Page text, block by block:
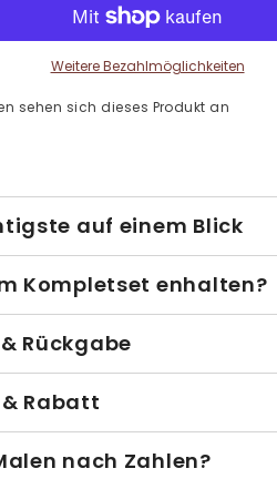
Zahlen
Weitere Bezahlmöglichkeiten
sehen sich dieses Produkt an
auf einem Blick
Kompletset enhalten?
Rückgabe
Rabatt
nach Zahlen?